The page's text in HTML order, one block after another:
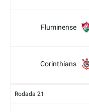
Fluminense
Corinthians
Rodada 21